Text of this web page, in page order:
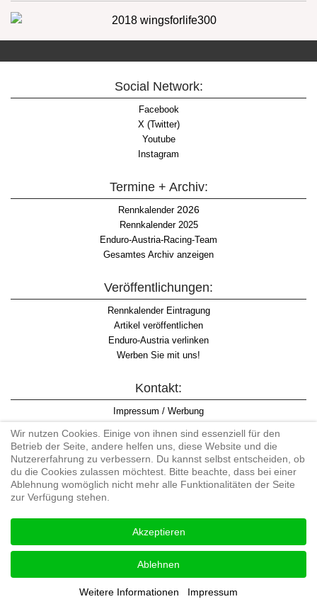
Social Network:
Facebook
X (Twitter)
Youtube
Instagram
Termine + Archiv:
Rennkalender2026
Rennkalender 2025
Enduro-Austria-Racing-Team
Gesamtes Archiv anzeigen
Veröffentlichungen:
Rennkalender Eintragung
Artikel veröffentlichen
Enduro-Austria verlinken
Werben Sie mit uns!
Kontakt:
Impressum / Werbung
Informationspflicht WKO
AGB
#enduroaustria, #wirlebenenduro #enduroaustriaracingteam
Enduro-Austria, Enduro, Endurosport, Endurocross, Endurotraining,
Endurotouren, Endurorennen, Hardenduro, Extreme Enduro
Wir nutzen Cookies. Einige von ihnen sind essenziell für den
Betrieb der Seite, andere helfen uns, diese Website und die
Nutzererfahrung zu verbessern. Du kannst selbst entscheiden, ob
du die Cookies zulassen möchtest. Bitte beachte, dass bei einer
Ablehnung womöglich nicht mehr alle Funktionalitäten der Seite
zur Verfügung stehen.
Akzeptieren
Ablehnen
Weitere Informationen Impressum